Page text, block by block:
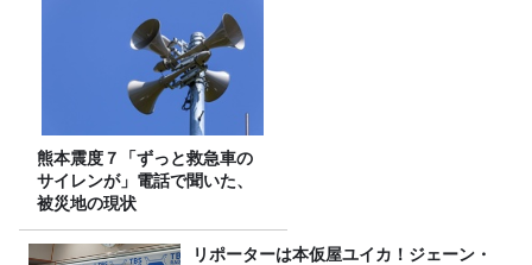
熊本震度７「ずっと救急車の
サイレンが」電話で聞いた、
被災地の現状
リポーターは本仮屋ユイカ！ジェーン・